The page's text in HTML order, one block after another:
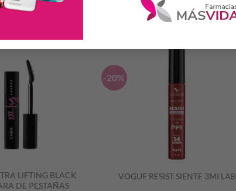
LIFTING BLACK
DE PESTAÑAS
-20%
VOGUE RESIST SIENTE 3MI LAB